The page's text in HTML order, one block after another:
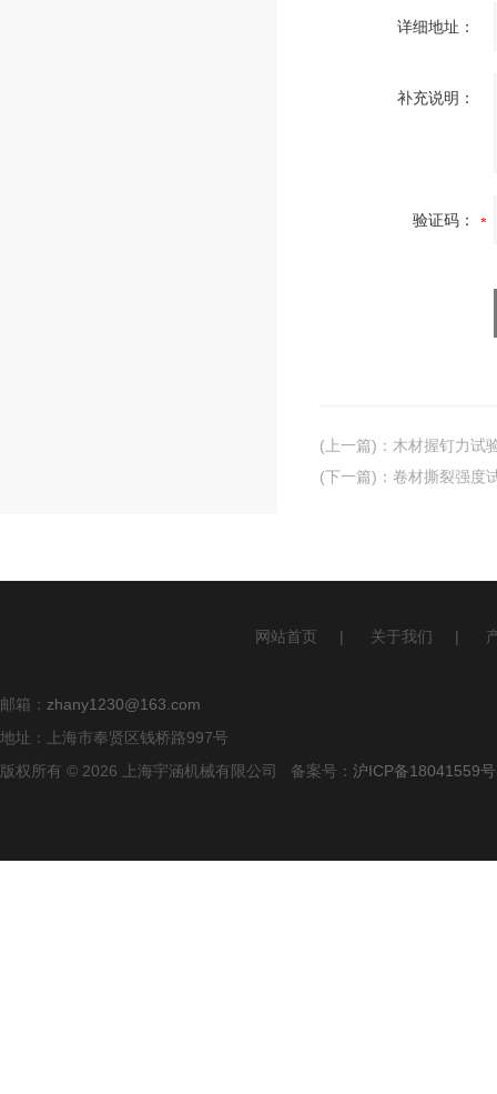
详细地址：
补充说明：
验证码：
(上一篇) ： 木材握钉力试
(下一篇) ： 卷材撕裂强度
网站首页 | 关于我们 |
邮箱： zhany1230@163.com
地址：上海市奉贤区钱桥路997号
版权所有 © 2026 上海宇涵机械有限公司 备案号： 沪ICP备18041559